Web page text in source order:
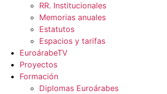
RR. Institucionales
Memorias anuales
Estatutos
Espacios y tarifas
EuroárabeTV
Proyectos
Formación
Diplomas Euroárabes